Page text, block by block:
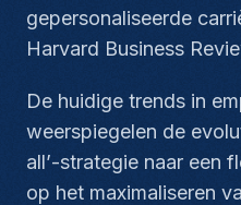
gepersonaliseerde
Harvard Business
De huidige trends in
weerspiegelen de
all’-strategie naar een
op het maximaliseren